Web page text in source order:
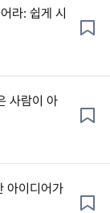
라: 쉽게 시
사람이 아
아이디어가